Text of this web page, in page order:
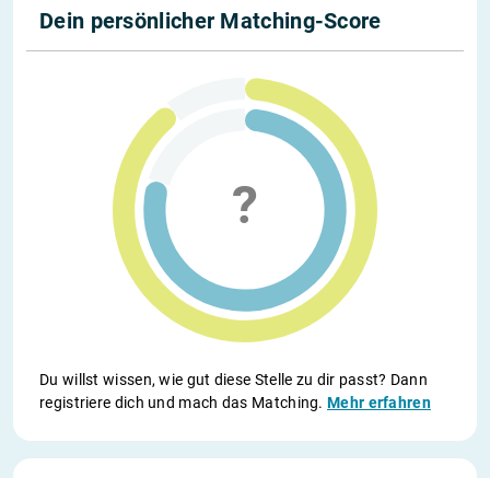
Dein persönlicher Matching-Score
Du willst wissen, wie gut diese Stelle zu dir passt? Dann
registriere dich und mach das Matching.Mehr erfahren